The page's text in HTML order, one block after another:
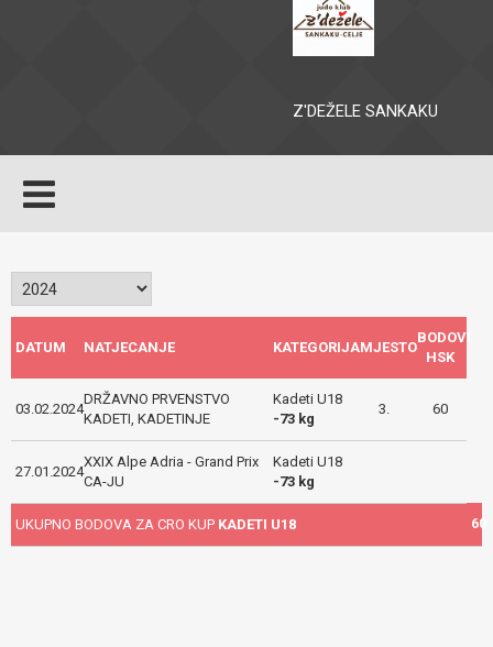
Z'DEŽELE SANKAKU
DATUM NATJECANJE KATEGORIJAMJESTO
BODOVI
HSK
03.02.2024
DRŽAVNO PRVENSTVO
KADETI, KADETINJE
Kadeti U18
-73 kg
3. 60
27.01.2024
XXIX Alpe Adria - Grand Prix
CA-JU
Kadeti U18
-73 kg
UKUPNO BODOVA ZA CRO KUP KADETI U18 60